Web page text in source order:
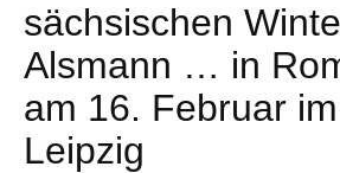
sächsischen
Alsmann … in
am 16. Februar
Leipzig